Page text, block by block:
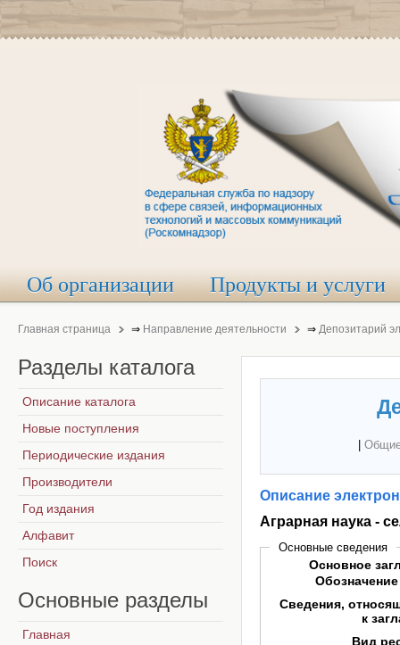
Об организации Продукты и услуги
Главная страница ⇒ Направление деятельности ⇒ Депозитарий
Описание
Аграрная наука -
Основные сведения
Основное
Сведения,
к
Вид
Разделы каталога
Описание каталога
Новые поступления
Периодические издания
Производители
Год издания
Алфавит
Поиск
Основные разделы
Главная